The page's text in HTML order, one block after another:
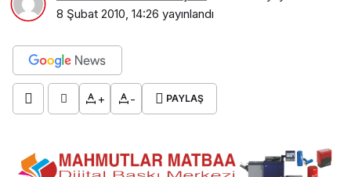
8 Şubat 2010, 14:26 yayınlandı
+ - PAYLAŞ